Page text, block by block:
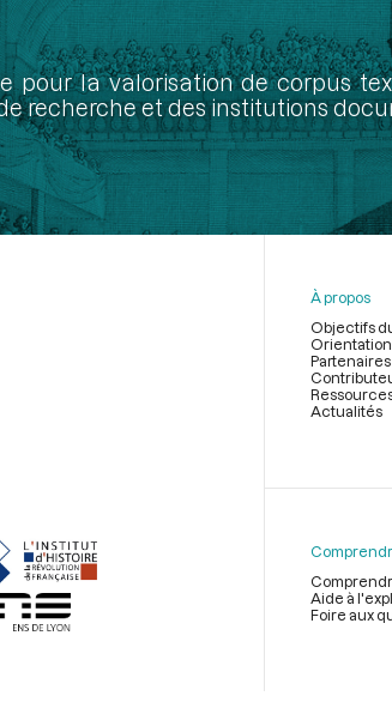
pour la valorisation de corpus
recherche et des institutions
page
À propos
Objectifs
Actualités
Aide à
Foire aux